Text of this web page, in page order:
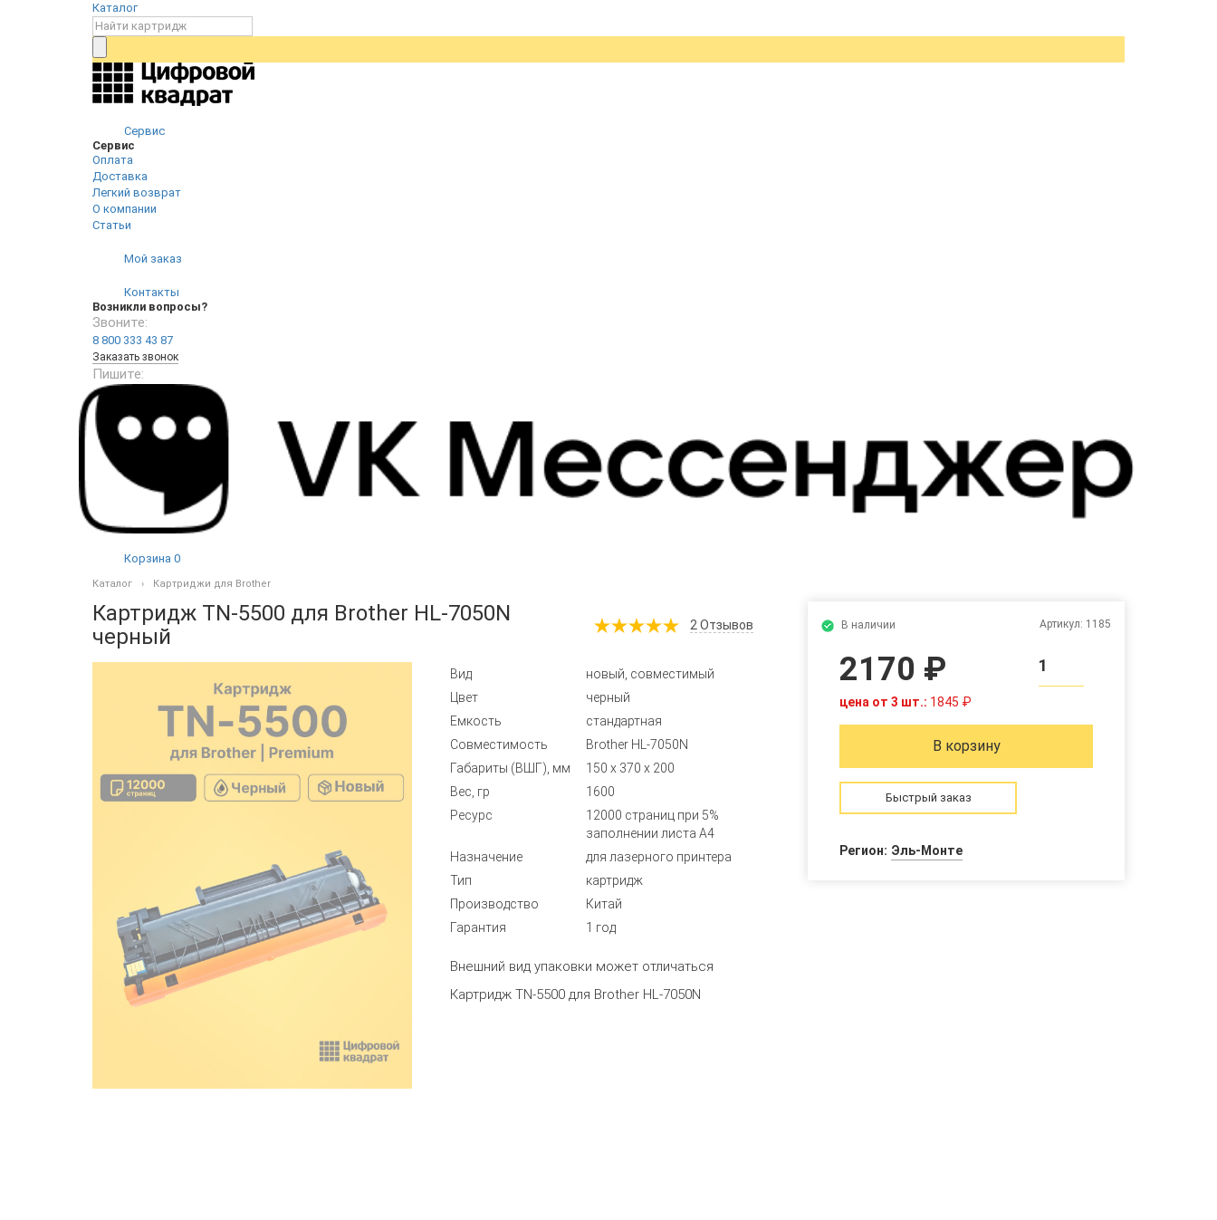
Каталог
Сервис
Сервис
Оплата
Доставка
Легкий возврат
О компании
Статьи
Мой заказ
Контакты
Возникли вопросы?
Звоните:
8 800 333 43 87
Заказать звонок
Пишите:
Корзина 0
Каталог Картриджи для Brother
Картридж TN-5500 для Brother HL-7050N
черный
2Отзывов
Вид
новый, совместимый
Цвет
черный
Емкость
стандартная
Совместимость
Brother HL-7050N
Габариты (ВШГ), мм
150 x 370 x 200
Вес, гр
1600
Ресурс
12000 страниц при 5%
заполнении листа А4
Назначение
для лазерного принтера
Тип
картридж
Производство
Китай
Гарантия
1 год
Внешний вид упаковки может отличаться
Картридж TN-5500 для Brother HL-7050N
В наличии Артикул: 1185
2170 ₽
цена от 3 шт.: 1845 ₽
1
В корзину
Быстрый заказ
Регион: Эль-Монте